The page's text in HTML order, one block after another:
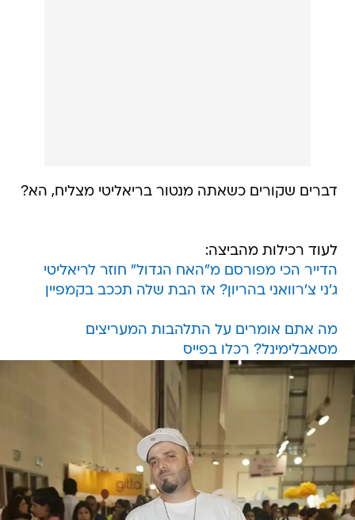
דברים שקורים כשאתה מנטור בריאליטי מצליח, הא?
לעוד רכילות מהביצה:
הדייר הכי מפורסם מ"האח הגדול" חוזר לריאליטי
ג'ני צ'רוואני בהריון? אז הבת שלה תככב בקמפיין
מה אתם אומרים על התלהבות המעריצים
מסאבלימינל? רכלו בפייס